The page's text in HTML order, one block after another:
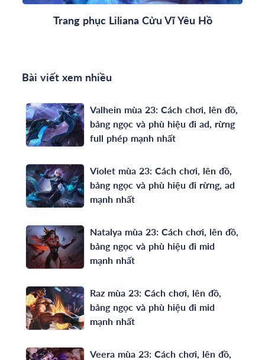
Trang phục Liliana Cửu Vĩ Yêu Hồ
Bài viết xem nhiều
Valhein mùa 23: Cách chơi, lên đồ,
bảng ngọc và phù hiệu đi ad, rừng
full phép mạnh nhất
Violet mùa 23: Cách chơi, lên đồ,
bảng ngọc và phù hiệu đi rừng, ad
mạnh nhất
Natalya mùa 23: Cách chơi, lên đồ,
bảng ngọc và phù hiệu đi mid
mạnh nhất
Raz mùa 23: Cách chơi, lên đồ,
bảng ngọc và phù hiệu đi mid
mạnh nhất
Veera mùa 23: Cách chơi, lên đồ,